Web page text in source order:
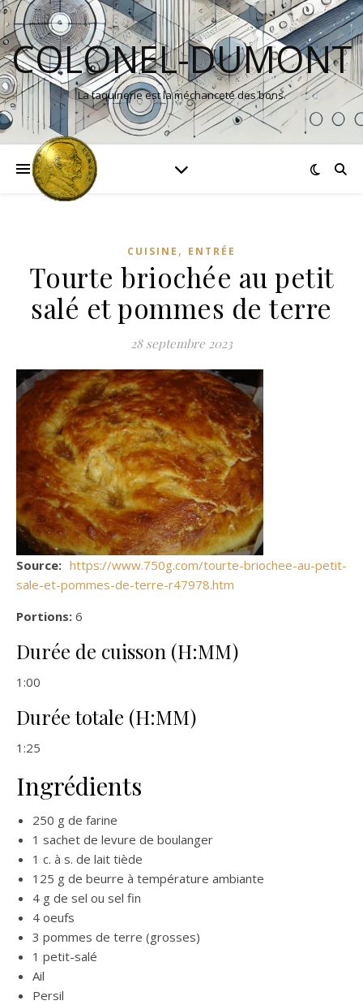
COLONEL-DUMONT
La taquinerie est la méchanceté des bons.
CUISINE , ENTRÉE
Tourte briochée au petit
salé et pommes de terre
28 septembre 2023
Source: https://www.750g.com/tourte-briochee-au-petit-
sale-et-pommes-de-terre-r47978.htm
Portions: 6
Durée de cuisson (H:MM)
1:00
Durée totale (H:MM)
1:25
Ingrédients
250 g de farine
1 sachet de levure de boulanger
1 c. à s. de lait tiède
125 g de beurre à température ambiante
4 g de sel ou sel fin
4 oeufs
3 pommes de terre (grosses)
1 petit-salé
Ail
Persil